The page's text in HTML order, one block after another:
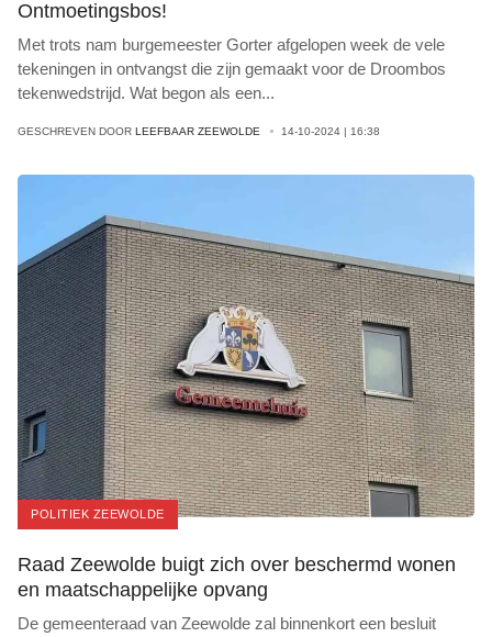
Ontmoetingsbos!
Met trots nam burgemeester Gorter afgelopen week de vele
tekeningen in ontvangst die zijn gemaakt voor de Droombos
tekenwedstrijd. Wat begon als een...
GESCHREVEN DOOR LEEFBAAR ZEEWOLDE 14-10-2024 | 16:38
POLITIEK ZEEWOLDE
Raad Zeewolde buigt zich over beschermd wonen
en maatschappelijke opvang
De gemeenteraad van Zeewolde zal binnenkort een besluit